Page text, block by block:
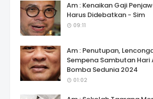
Am : Kenaikan Gaji
Harus Didebatkan - Sim
09:11
Am : Penutupan,
Sempena Sambutan
Bomba Sedunia 2024
01:02